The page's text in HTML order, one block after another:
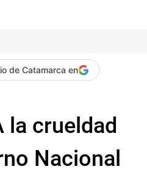
de Catamarca en
la crueldad
Nacional